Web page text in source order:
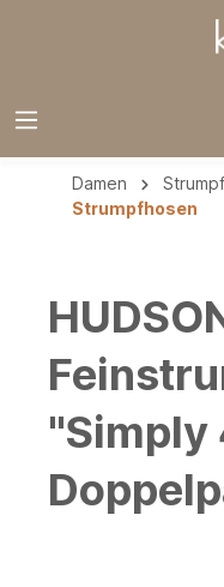
Damen
Strumpfhosen
"Simply